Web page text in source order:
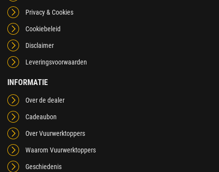
Privacy & Cookies
Cookiebeleid
Disclaimer
Leveringsvoorwaarden
INFORMATIE
Over de dealer
Cadeaubon
Over Vuurwerktoppers
Waarom Vuurwerktoppers
Geschiedenis